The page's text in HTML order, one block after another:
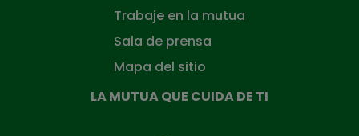
Trabaje en la mutua
Sala de prensa
Mapa del sitio
LA MUTUA QUE CUIDA DE TI